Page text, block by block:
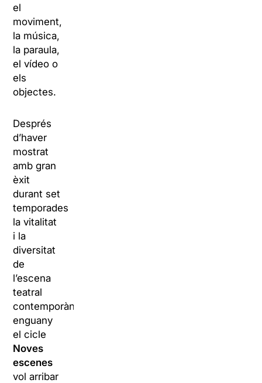
el
moviment,
la música,
la paraula,
el vídeo o
els
objectes.
Després
d’haver
mostrat
amb gran
èxit
durant set
temporades
la vitalitat
i la
diversitat
de
l’escena
teatral
contemporània,
enguany
el cicle
Noves
escenes
vol arribar